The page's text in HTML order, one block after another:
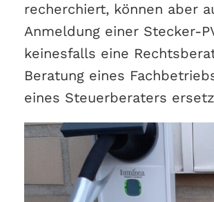
recherchiert, können aber
Anmeldung einer Stecker-
keinesfalls eine
Beratung eines
eines Steuerberaters